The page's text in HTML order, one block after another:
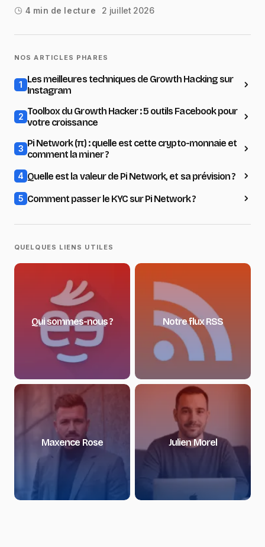
4 min de lecture 2 juillet 2026
NOS ARTICLES PHARES
1 Les meilleures techniques de Growth Hacking sur
Instagram
2 Toolbox du Growth Hacker : 5 outils Facebook pour
votre croissance
3 Pi Network (π) : quelle est cette crypto-monnaie et
comment la miner ?
4 Quelle est la valeur de Pi Network, et sa prévision ?
5 Comment passer le KYC sur Pi Network ?
QUELQUES LIENS UTILES
Qui sommes-nous ? Notre flux RSS
Maxence Rose Julien Morel